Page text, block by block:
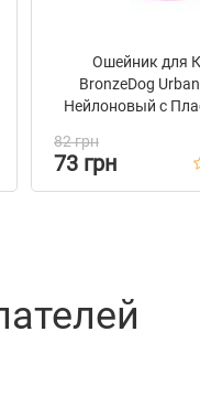
Ошейник для
BronzeDog
Нейлоновый с
82 грн
73 грн